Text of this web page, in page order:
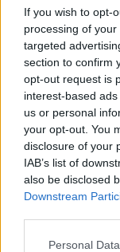
If you wish to opt-
processing of
targeted
section to confirm
opt-out request is
interest-based
us or personal
your opt-out. You
disclosure of your
IAB’s list of
also be disclosed
Downstream
Personal
Anche
25/09/2011
Sei gol,
dopo il volo
Olympia
doppietta di
di Rocchi e